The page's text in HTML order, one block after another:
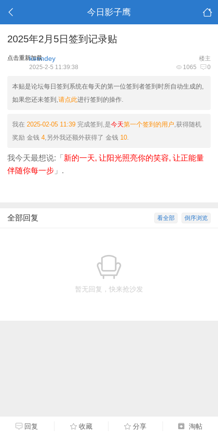
今日影子鹰
2025年2月5日签到记录贴
点击重新加载 楼主
kenndey
1065 0
2025-2-5 11:39:38
本贴是论坛每日签到系统在每天的第一位签到者签到时所自动生成的,
如果您还未签到,请点此进行签到的操作.
我在 2025-02-05 11:39 完成签到,是今天第一个签到的用户,获得随机
奖励 金钱 4,另外我还额外获得了 金钱 10.
我今天最想说:「 新的一天, 让阳光照亮你的笑容, 让正能量
伴随你每一步 」.
倒序浏览
看全部
全部回复
暂无回复，快来抢沙发
回复 收藏 分享 淘帖